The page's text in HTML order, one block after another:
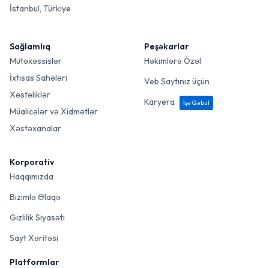
İstanbul, Türkiye
Sağlamlıq
Mütəxəssislər
İxtisas Sahələri
Xəstəliklər
Müalicələr və Xidmətlər
Xəstəxanalar
Peşəkarlar
Həkimlərə Özəl
Veb Saytınız üçün
Karyera
İşə Qəbul
Korporativ
Haqqımızda
Bizimlə Əlaqə
Gizlilik Siyasəti
Sayt Xəritəsi
Platformlar